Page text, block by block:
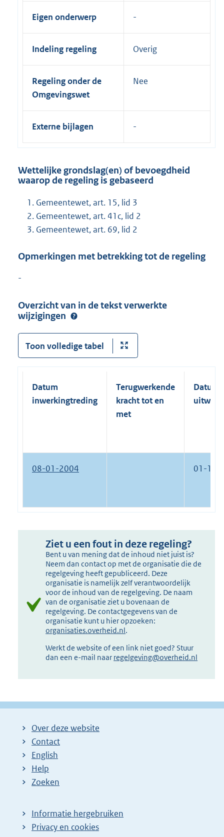
Eigen onderwerp
Indeling regeling Overig
Regeling onder de
Omgevingswet
Nee
Externe bijlagen
Wettelijke grondslag(en) of bevoegdheid
waarop de regeling is gebaseerd
Gemeentewet, art. 15, lid 3
Gemeentewet, art. 41c, lid 2
Gemeentewet, art. 69, lid 2
Opmerkingen met betrekking tot de regeling
-
Overzicht van in de tekst verwerkte
wijzigingen
Toon volledige tabel
Datum
inwerkingtreding
Terugwerkende
kracht tot en
met
Datum
08-01-2004 01-12-
Ziet u een fout in deze regeling?
Bent u van mening dat de inhoud niet juist is?
Neem dan contact op met de organisatie die de
regelgeving heeft gepubliceerd. Deze
organisatie is namelijk zelf verantwoordelijk
voor de inhoud van de regelgeving. De naam
van de organisatie ziet u bovenaan de
regelgeving. De contactgegevens van de
organisatie kunt u hier opzoeken:
organisaties.overheid.nl.
Werkt de website of een link niet goed? Stuur
dan een e-mail naar regelgeving@overheid.nl
Over deze website
Contact
English
Help
Zoeken
Informatie hergebruiken
Privacy en cookies